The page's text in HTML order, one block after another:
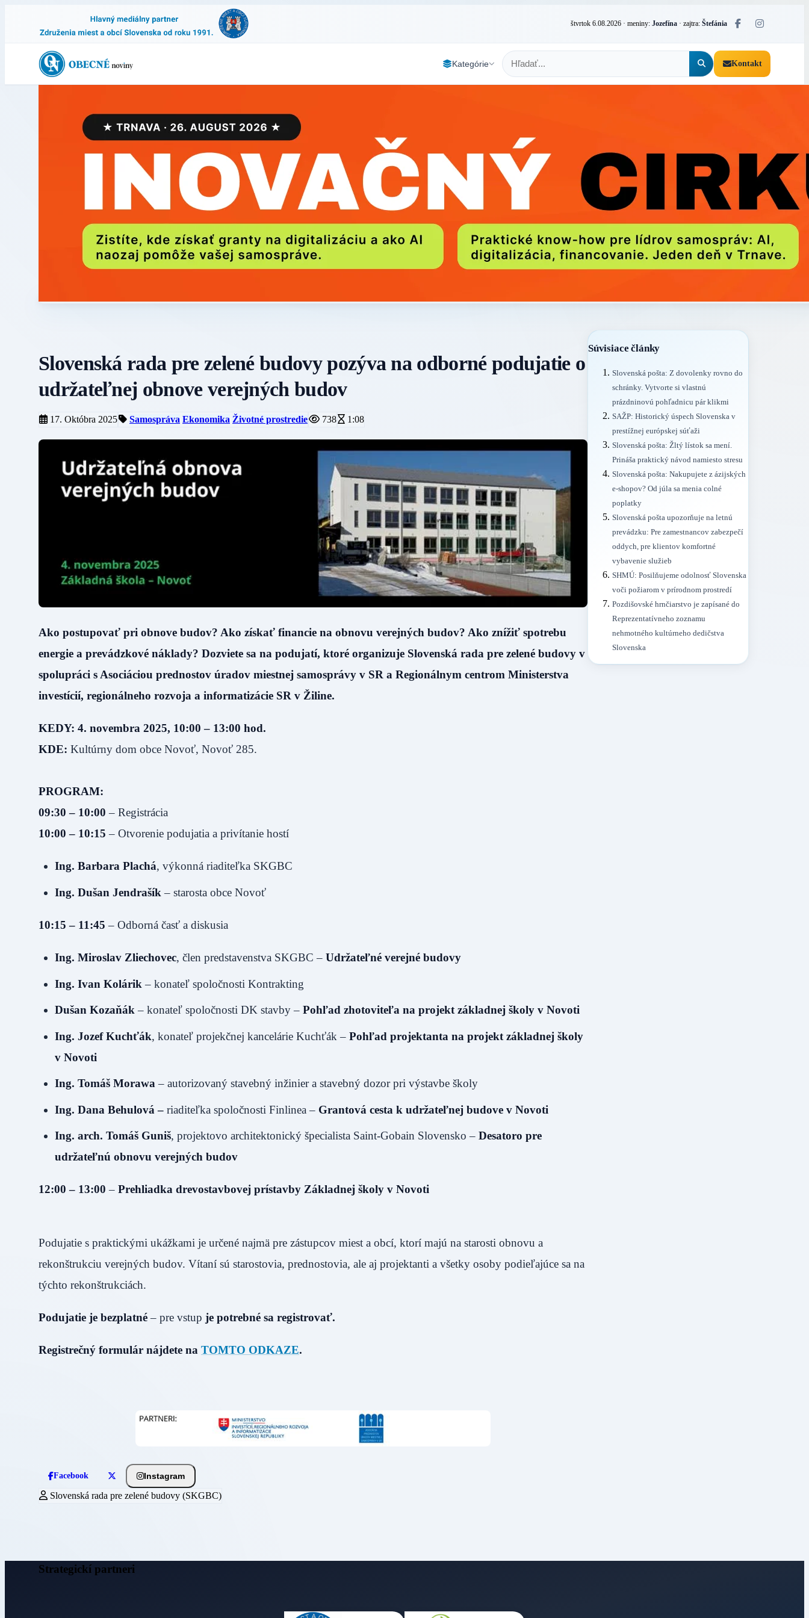
štvrtok 6.08.2026 · meniny: Jozefína · zajtra: Štefánia
Kategórie Kontakt
Slovenská rada pre zelené budovy pozýva na odborné podujatie o
udržateľnej obnove verejných budov
17. Októbra 2025 Samospráva Ekonomika Životné prostredie 738 1:08
Ako postupovať pri obnove budov? Ako získať financie na obnovu verejných budov? Ako znížiť spotrebu
energie a prevádzkové náklady? Dozviete sa na podujatí, ktoré organizuje Slovenská rada pre zelené budovy v
spolupráci s Asociáciou prednostov úradov miestnej samosprávy v SR a Regionálnym centrom Ministerstva
investícií, regionálneho rozvoja a informatizácie SR v Žiline.
KEDY: 4. novembra 2025, 10:00 – 13:00 hod.
KDE: Kultúrny dom obce Novoť, Novoť 285.
PROGRAM:
09:30 – 10:00 – Registrácia
10:00 – 10:15 – Otvorenie podujatia a privítanie hostí
Ing. Barbara Plachá, výkonná riaditeľka SKGBC
Ing. Dušan Jendrašík – starosta obce Novoť
10:15 – 11:45 – Odborná časť a diskusia
Ing. Miroslav Zliechovec, člen predstavenstva SKGBC – Udržateľné verejné budovy
Ing. Ivan Kolárik– konateľ spoločnosti Kontrakting
Dušan Kozaňák – konateľ spoločnosti DK stavby – Pohľad zhotoviteľa na projekt základnej školy v Novoti
Ing. Jozef Kuchťák, konateľ projekčnej kancelárie Kuchťák – Pohľad projektanta na projekt základnej školy
v Novoti
Ing. Tomáš Morawa – autorizovaný stavebný inžinier a stavebný dozor pri výstavbe školy
Ing. Dana Behulová –riaditeľka spoločnosti Finlinea – Grantová cesta k udržateľnej budove v Novoti
Ing. arch. Tomáš Guniš, projektovo architektonický špecialista Saint-Gobain Slovensko – Desatoro pre
udržateľnú obnovu verejných budov
12:00 – 13:00 – Prehliadka drevostavbovej prístavby Základnej školy v Novoti
Podujatie s praktickými ukážkami je určené najmä pre zástupcov miest a obcí, ktorí majú na starosti obnovu a
rekonštrukciu verejných budov. Vítaní sú starostovia, prednostovia, ale aj projektanti a všetky osoby podieľajúce sa na
týchto rekonštrukciách.
Podujatie je bezplatné– pre vstup je potrebné sa registrovať.
Registrečný formulár nájdete na TOMTO ODKAZE.
Facebook Instagram
Slovenská rada pre zelené budovy (SKGBC)
Súvisiace články
Slovenská pošta: Z dovolenky rovno do
schránky. Vytvorte si vlastnú
prázdninovú pohľadnicu pár klikmi
SAŽP: Historický úspech Slovenska v
prestížnej európskej súťaži
Slovenská pošta: Žltý lístok sa mení.
Prináša praktický návod namiesto stresu
Slovenská pošta: Nakupujete z ázijských
e-shopov? Od júla sa menia colné
poplatky
Slovenská pošta upozorňuje na letnú
prevádzku: Pre zamestnancov zabezpečí
oddych, pre klientov komfortné
vybavenie služieb
SHMÚ: Posilňujeme odolnosť Slovenska
voči požiarom v prírodnom prostredí
Pozdišovské hrnčiarstvo je zapísané do
Reprezentatívneho zoznamu
nehmotného kultúrneho dedičstva
Slovenska
Strategickí partneri